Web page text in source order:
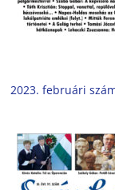
2023. februári